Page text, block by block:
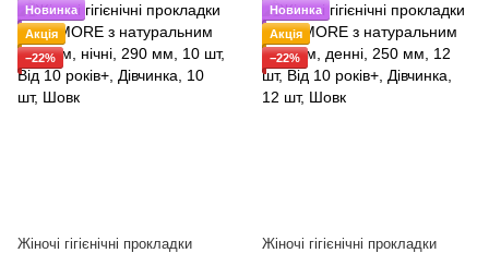
Новинка
Акція
−22%
Жіночі гігієнічні прокладки
Новинка
Акція
−22%
Жіночі гігієнічні прокладки